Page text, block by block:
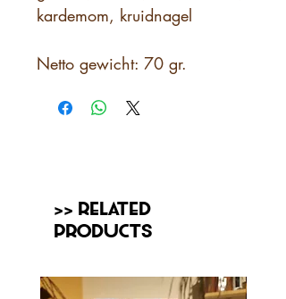
kardemom, kruidnagel
Netto gewicht: 70 gr.
>> Related
Products